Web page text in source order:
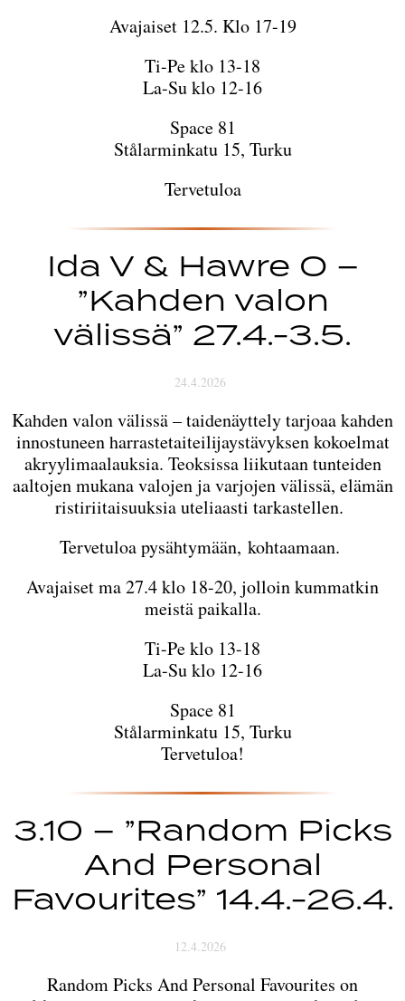
Avajaiset 12.5. Klo 17-19
Ti-Pe klo 13-18
La-Su klo 12-16
Space 81
Stålarminkatu 15, Turku
Tervetuloa
Ida V & Hawre O –
”Kahden valon
välissä” 27.4.-3.5.
24.4.2026
Kahden valon välissä – taidenäyttely tarjoaa kahden
innostuneen harrastetaiteilijaystävyksen kokoelmat
akryylimaalauksia. Teoksissa liikutaan tunteiden
aaltojen mukana valojen ja varjojen välissä, elämän
ristiriitaisuuksia uteliaasti tarkastellen.
Tervetuloa pysähtymään, kohtaamaan.
Avajaiset ma 27.4 klo 18-20, jolloin kummatkin
meistä paikalla.
Ti-Pe klo 13-18
La-Su klo 12-16
Space 81
Stålarminkatu 15, Turku
Tervetuloa!
3.10 – ”Random Picks
And Personal
Favourites” 14.4.-26.4.
12.4.2026
Random Picks And Personal Favourites on